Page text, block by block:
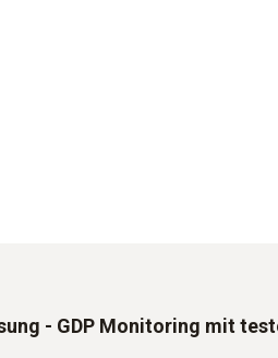
- GDP Monitoring mit